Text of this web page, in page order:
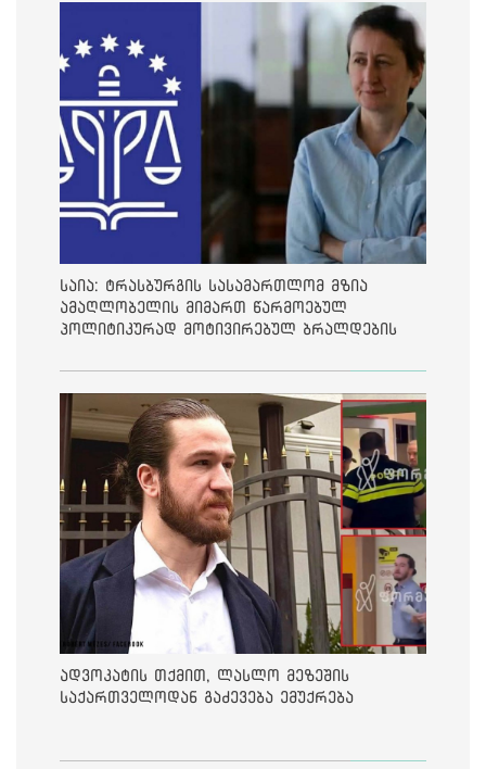
საია: ტრასბურგის სასამართლომ მზია
ამაღლობელის მიმართ წარმოებულ
პოლიტიკურად მოტივირებულ ბრალდების
ადვოკატის თქმით, ლასლო მეზეშის
საქართველოდან გაძევება ემუქრება